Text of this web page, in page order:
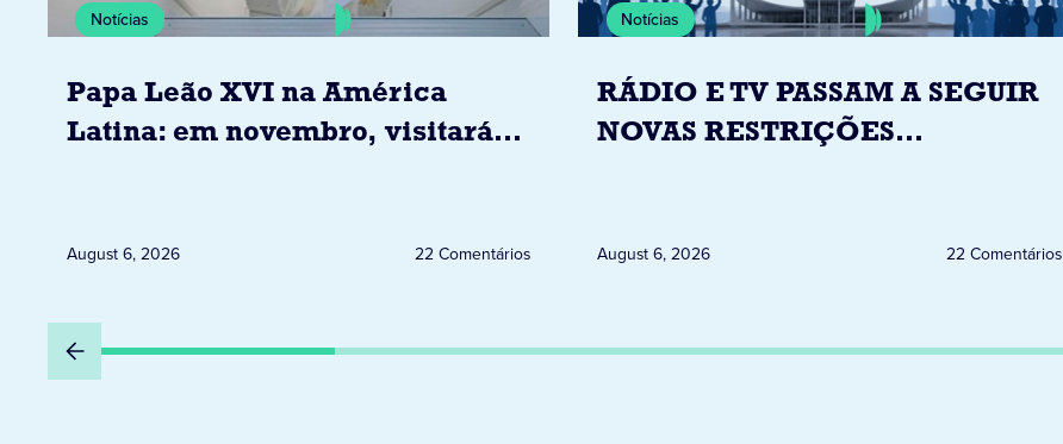
Notícias
Papa Leão XVI na América
Latina: em novembro, visitará
August 6, 2026 22 Comentários
Notícias
RÁDIO E TV PASSAM A SEGUIR
NOVAS RESTRIÇÕES
August 6, 2026 22 Comentários